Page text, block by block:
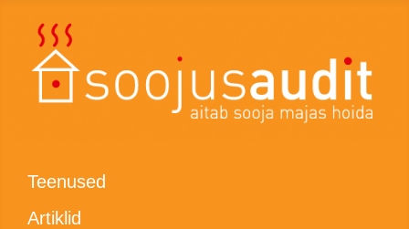
Teenused
Artiklid